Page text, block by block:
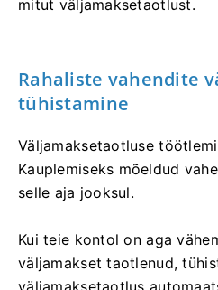
mitut väljamaksetaotlust.
Rahaliste vahendite
tühistamine
Väljamaksetaotluse
Kauplemiseks mõeldud
selle aja jooksul.
Kui teie kontol on aga
väljamakset taotlenud,
väljamaksetaotlus